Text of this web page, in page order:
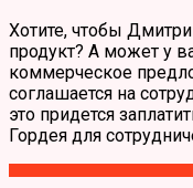
Хотите, чтобы
продукт? А может у
коммерческое
соглашается на
это придется
Гордея для